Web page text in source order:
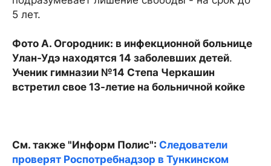
5 лет.
Фото А. Огородник: в инфекционной больнице
Улан-Удэ находятся 14 заболевших детей.
Ученик гимназии №14 Степа Черкашин
встретил свое 13-летие на больничной койке
См. также "Информ Полис": Следователи
проверят Роспотребнадзор в Тункинском